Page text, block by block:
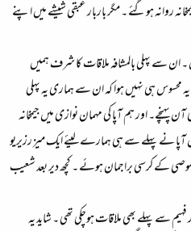
روانہ ہوگئے ۔ مگر باربار عبقی شیشے میں اپنے
۔ ان سے پہلی بالمشافہ ملاقات کا شرف ہمیں
یہ محسوس ہی نہیں ہوا کہ ان سے ہماری یہ پہلی
پہنچے۔ اور ہم آپا کی مہمان نوازی میں جیمخانہ
نے پہلے سے ہی ہمارے لیئے ایک میز رزیریو
کے کرسی براجمان ہوئے ۔ کچھ دیر بعد شعیب
سے پہلے بھی ملاقات ہوچکی تھی ۔ شاید یہ